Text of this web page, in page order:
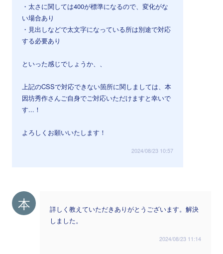
・太さに関しては400が標準になるので、変化がな
い場合あり
・見出しなどで太文字になっている所は別途で対応
する必要あり
といった感じでしょうか、、
上記のCSSで対応できない箇所に関しましては、本
因坊秀作さんご自身でご対応いただけますと幸いで
す...！
よろしくお願いいたします！
2024/08/23 10:57
本
詳しく教えていただきありがとうございます。解決
しました。
2024/08/23 11:14